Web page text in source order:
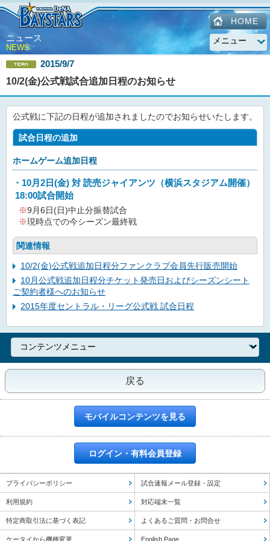
HOME
ニュース
NEWS
2015/9/7
10/2(金)公式戦試合追加日程のお知らせ
公式戦に下記の日程が追加されましたのでお知らせいたします。
試合日程の追加
ホームゲーム追加日程
・10月2日(金) 対 読売ジャイアンツ（横浜スタジアム開催）
18:00試合開始
※9月6日(日)中止分振替試合
※現時点での今シーズン最終戦
関連情報
10/2(金)公式戦追加日程分ファンクラブ会員先行販売開始
10月公式戦追加日程分チケット発売日およびシーズンシート
ご契約者様へのお知らせ
2015年度セントラル・リーグ公式戦 試合日程
戻る
モバイルコンテンツを見る
ログイン・有料会員登録
プライバシーポリシー 試合速報メール登録・設定
利用規約 対応端末一覧
特定商取引法に基づく表記 よくあるご質問・お問合せ
ケータイから機種変更 English Page